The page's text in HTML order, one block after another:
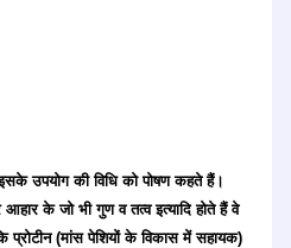
उपयोग की विधि को पोषण कहते हैं।
के जो भी गुण व तत्व इत्यादि होते हैं वे
प्रोटीन (मांस पेशियों के विकास में सहायक)